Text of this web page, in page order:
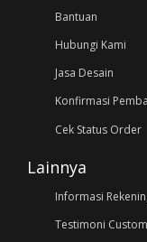
Bantuan
Hubungi Kami
Jasa Desain
Konfirmasi
Cek Status Order
Lainnya
Informasi
Testimoni